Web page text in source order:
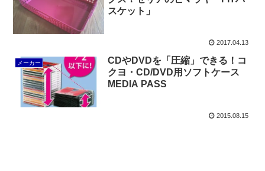
スケット」
2017.04.13
メーカー
CDやDVDを「圧縮」できる！コ
クヨ・CD/DVD用ソフトケース
MEDIA PASS
2015.08.15